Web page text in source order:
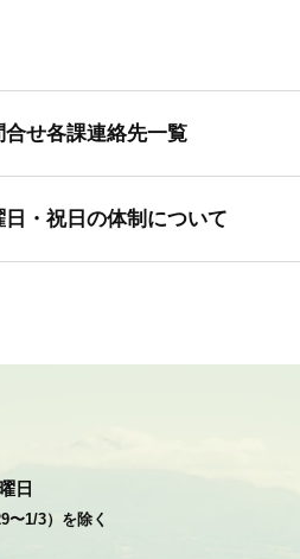
合せ各課連絡先一覧
日・祝日の体制について
日
〜1/3）を除く